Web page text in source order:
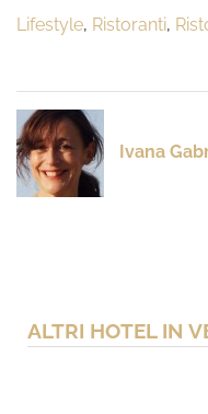
Lifestyle, Ristoranti,
Ivana
ALTRI HOTEL IN